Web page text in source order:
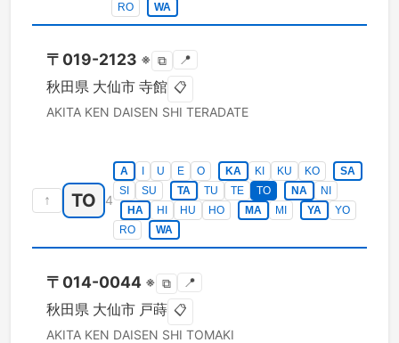
RO
WA
〒 019-2123 ※ ⧉ 📍
秋田県 大仙市 寺館 📋
AKITA KEN DAISEN SHI TERADATE
↑ TO 4
A U E O KA KI KU KO
SA
SI
SU TA TU TE TO NA
NI
HA
HI HU HO MA MI YA
YO
RO
WA
〒 014-0044 ※ ⧉ 📍
秋田県 大仙市 戸蒔 📋
AKITA KEN DAISEN SHI TOMAKI